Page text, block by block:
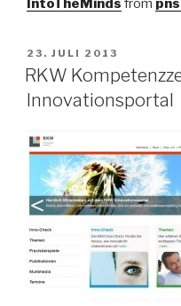
VERÖFFENTLICHT
AM
23. JULI 2013
RKW
Innovationsportal